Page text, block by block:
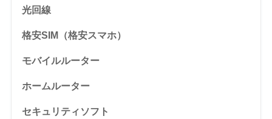
光回線
格安SIM（格安スマホ）
モバイルルーター
ホームルーター
セキュリティソフト